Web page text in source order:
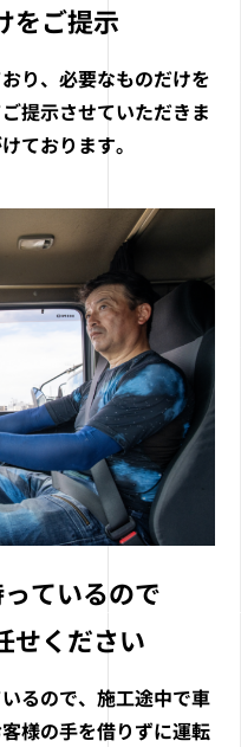
をご提示
り、必要なものだけを
提示させていただきま
ております。
ているので
せください
るので、施工途中で車
様の手を借りずに運転